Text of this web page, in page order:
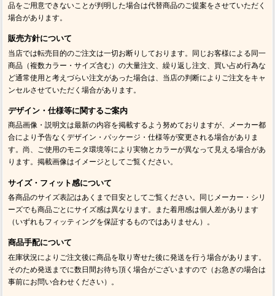
品をご用意できないことが判明した場合は代替商品のご提案をさせていただく
場合があります。
販売方針について
当店では転売目的のご注文は一切お断りしております。同じお客様による同一
商品（複数カラー・サイズ含む）の大量注文、繰り返し注文、買い占め行為な
ど通常使用と考えづらい注文があった場合は、当店の判断によりご注文をキャ
ンセルさせていただく場合があります。
デザイン・仕様等に関するご案内
商品画像・説明文は最新の内容を掲載するよう努めておりますが、メーカー都
合により予告なくデザイン・パッケージ・仕様等が変更される場合がありま
す。尚、ご使用のモニタ環境等により実物とカラーが異なって見える場合があ
ります。掲載画像はイメージとしてご覧ください。
サイズ・フィット感について
各商品のサイズ表記はあくまで目安としてご覧ください。同じメーカー・シリ
ーズでも商品ごとにサイズ感は異なります。また着用感は個人差があります
（いずれもフィッティングを保証するものではありません）。
商品手配について
在庫状況によりご注文後に商品を取り寄せた後に発送を行う場合があります。
そのため発送までに数日間お待ち頂く場合がございますので（お急ぎの場合は
事前にお問い合わせください）。